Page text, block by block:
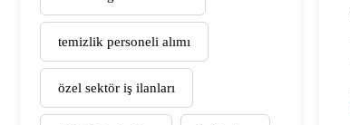
temizlik personeli alımı
özel sektör iş ilanları